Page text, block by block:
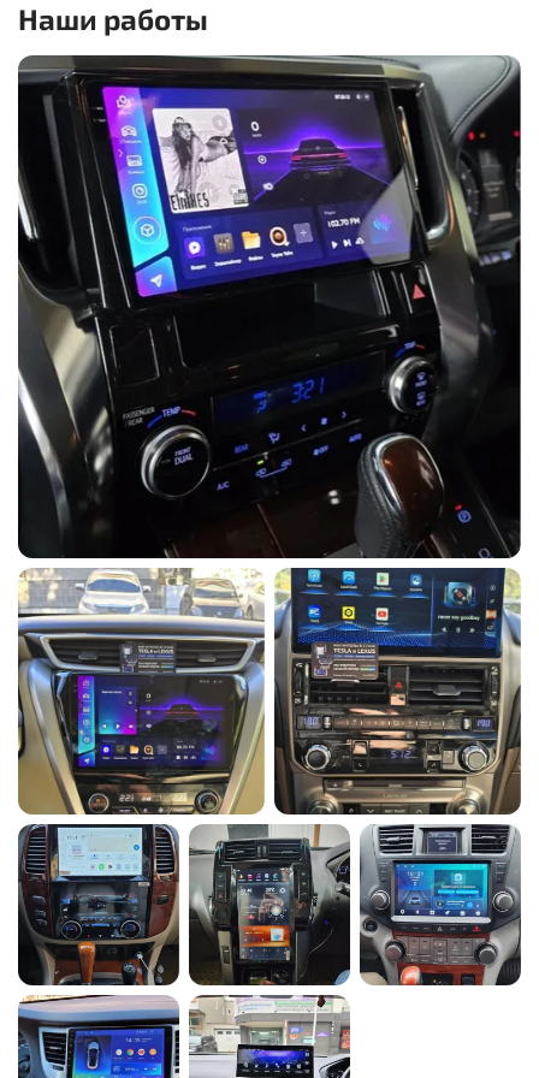
красивую карточку и скидку — но не видит,
уровень качества.
Почему дешёвая магнитола иногда
выходит дороже
Экономия в 2–5 тысяч рублей кажется приятной
только в момент покупки. А потом через несколько
месяцев может начаться реальность: звук стал хуже,
корпус начал скрипеть, пластик повело от жары,
экран работает нестабильно, устройство зависает или
магнитола просто перестала включаться.
И самое неприятное — внешне товар может
выглядеть почти так же. Та же коробка, похожие
наклейки, знакомое название, красивые
характеристики в карточке. Но качество пластика,
пайки, платы, охлаждения, проводки и
комплектующих может отличаться радикально.
В электронике дешево почти всегда означает
компромисс. Иногда это честная акция, но
часто — экономия на том, чего покупатель не
видит до установки и эксплуатации.
Почему высокая цена на
маркетплейсе тоже не гарантия
качества
Есть и обратная сторона. Иногда товар сомнительного
качества продают не дёшево, а наоборот — с
хорошей наценкой. Просто потому, что карточка
красиво оформлена, отзывы накручены или продавец
рассчитывает на доверие к площадке. Поэтому
Наши работы